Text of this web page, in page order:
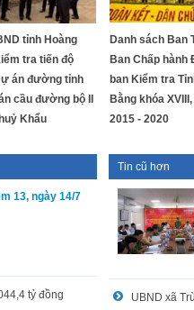
tỉnh Hoàng
tra tiến độ
án đường tỉnh
cầu đường bộ II
Khẩu
Danh sách Ban
Ban Chấp hành
ban Kiểm tra
Bằng khóa
2015 - 2020
13, ngày 14/7
tỷ đồng
Tin cũ hơn